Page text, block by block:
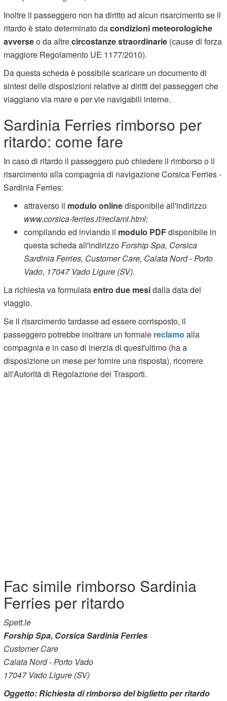
Inoltre il passeggero non ha diritto ad alcun risarcimento se il
ritardo è stato determinato dacondizioni meteorologiche
avverseo da altrecircostanze straordinarie (cause di forza
maggiore Regolamento UE 1177/2010).
Da questa scheda è possibile scaricare un documento di
sintesi delle disposizioni relative ai diritti dei passeggeri che
viaggiano via mare e per vie navigabili interne.
Sardinia Ferries rimborso per
ritardo: come fare
In caso di ritardo il passeggero può chiedere il rimborso o il
risarcimento alla compagnia di navigazione Corsica Ferries -
Sardinia Ferries:
attraverso il modulo onlinedisponibile all'indirizzo
www.corsica-ferries.it/reclami.html;
compilando ed inviando il modulo PDFdisponibile in
questa scheda all'indirizzo Forship Spa, Corsica
Sardinia Ferries, Customer Care, Calata Nord - Porto
Vado, 17047 Vado Ligure (SV).
La richiesta va formulataentro due mesidalla data del
viaggio.
Se il risarcimento tardasse ad essere corrisposto, il
passeggero potrebbe inoltrare un formale reclamo alla
compagnia e in caso di inerzia di quest'ultimo (ha a
disposizione un mese per fornire una risposta), ricorrere
all'Autorità di Regolazione dei Trasporti.
Fac simile rimborso Sardinia
Ferries per ritardo
Spett.le
Forship Spa, Corsica Sardinia Ferries
Customer Care
Calata Nord - Porto Vado
17047 Vado Ligure (SV)
Oggetto: Richiesta di rimborso del biglietto per ritardo